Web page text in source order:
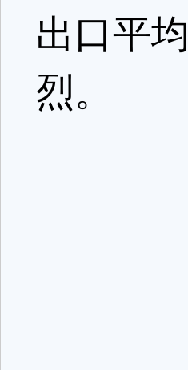
出口平
烈。